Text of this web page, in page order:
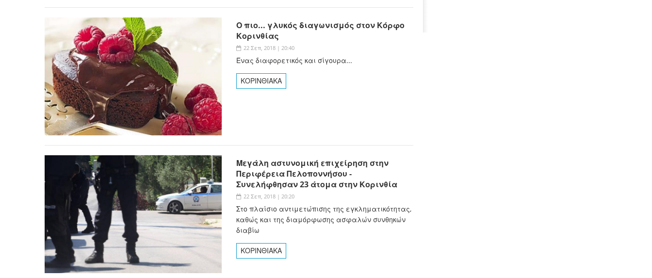
Ο πιο... γλυκός διαγωνισμός στον Κόρφο
Κορινθίας
22 Σεπ, 2018 | 20:40
Ένας διαφορετικός και σίγουρα...
ΚΟΡΙΝΘΙΑΚΑ
Μεγάλη αστυνομική επιχείρηση στην
Περιφέρεια Πελοποννήσου -
Συνελήφθησαν 23 άτομα στην Κορινθία
22 Σεπ, 2018 | 20:20
Στο πλαίσιο αντιμετώπισης της εγκληματικότητας,
καθώς και της διαμόρφωσης ασφαλών συνθηκών
διαβίω
ΚΟΡΙΝΘΙΑΚΑ